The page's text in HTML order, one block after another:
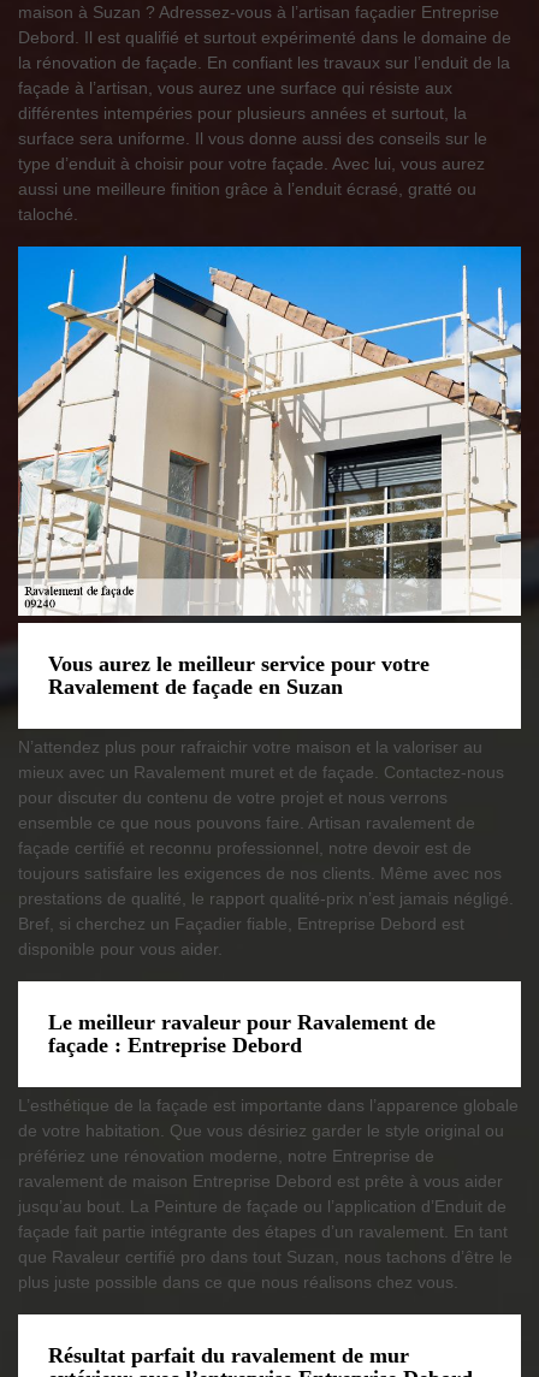
maison à Suzan ? Adressez-vous à l’artisan façadier Entreprise
Debord. Il est qualifié et surtout expérimenté dans le domaine de
la rénovation de façade. En confiant les travaux sur l’enduit de la
façade à l’artisan, vous aurez une surface qui résiste aux
différentes intempéries pour plusieurs années et surtout, la
surface sera uniforme. Il vous donne aussi des conseils sur le
type d’enduit à choisir pour votre façade. Avec lui, vous aurez
aussi une meilleure finition grâce à l’enduit écrasé, gratté ou
taloché.
Vous aurez le meilleur service pour votre
Ravalement de façade en Suzan
N’attendez plus pour rafraichir votre maison et la valoriser au
mieux avec un Ravalement muret et de façade. Contactez-nous
pour discuter du contenu de votre projet et nous verrons
ensemble ce que nous pouvons faire. Artisan ravalement de
façade certifié et reconnu professionnel, notre devoir est de
toujours satisfaire les exigences de nos clients. Même avec nos
prestations de qualité, le rapport qualité-prix n’est jamais négligé.
Bref, si cherchez un Façadier fiable, Entreprise Debord est
disponible pour vous aider.
Le meilleur ravaleur pour Ravalement de
façade : Entreprise Debord
L’esthétique de la façade est importante dans l’apparence globale
de votre habitation. Que vous désiriez garder le style original ou
préfériez une rénovation moderne, notre Entreprise de
ravalement de maison Entreprise Debord est prête à vous aider
jusqu’au bout. La Peinture de façade ou l’application d’Enduit de
façade fait partie intégrante des étapes d’un ravalement. En tant
que Ravaleur certifié pro dans tout Suzan, nous tachons d’être le
plus juste possible dans ce que nous réalisons chez vous.
Résultat parfait du ravalement de mur